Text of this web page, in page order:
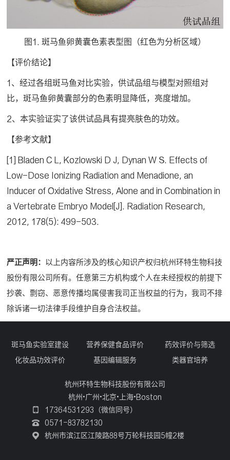
图1. 斑马鱼卵黄囊色素表型图（红色为分析区域）
【评价结论】
1、经过各组斑马鱼对比实验，供试品组与模型对照组对
比，斑马鱼卵黄囊部分的色素明显降低，亮度增加。
2、本实验证实了该供试品具有提亮肤色的功效。
【参考文献】
[1] Bladen C L, Kozlowski D J, Dynan W S. Effects of
Low-Dose Ionizing Radiation and Menadione, an
Inducer of Oxidative Stress, Alone and in Combination in
a Vertebrate Embryo Model[J]. Radiation Research,
2012, 178(5): 499-503.
严正声明： 以上内容所涉及的核心知识产权归杭州环特生物科技
股份有限公司所有。任意第三方机构或个人在未经授权的前提下
抄袭、剽窃、恶意传播均属侵害我司正当权益的行为，我司不排
除诉诸一切法律手段维护自身合法权益。
斑马鱼实验室建设 营养保健食品评价
药效评价与筛选
化妆品功效评价
基因编辑服务 类器官培养
杭州环特生物科技股份有限公司
杭州•广州•北京•上海•Boston
17364531293（微信同号）
0571-83782130
杭州市滨江区江陵路88号万轮科技园5幢2楼